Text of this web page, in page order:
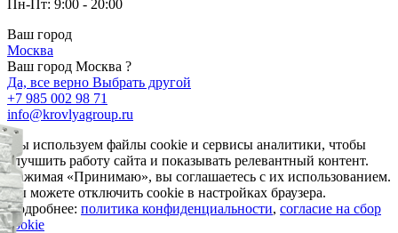
Пн-Пт: 9:00 - 20:00
Ваш город
Москва
Ваш город Москва ?
Да, все верно Выбрать другой
+7 985 002 98 71
info@krovlyagroup.ru
Мы используем файлы cookie и сервисы аналитики, чтобы
улучшить работу сайта и показывать релевантный контент.
Нажимая «Принимаю», вы соглашаетесь с их использованием.
Вы можете отключить cookie в настройках браузера.
Подробнее: политика конфиденциальности, согласие на сбор
cookie